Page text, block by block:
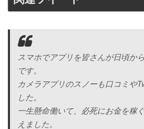
スマホでアプリを皆さんが日頃か
です。
カメラアプリのスノーも口コミや
した。
一生懸命働いて、必死にお金を稼
えました。